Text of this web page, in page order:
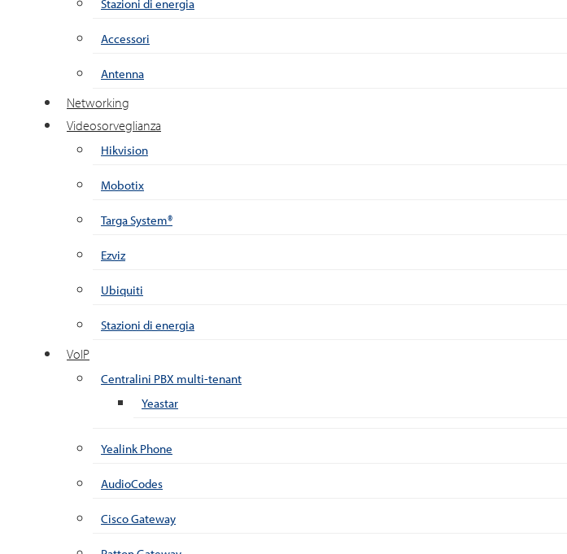
Stazioni di energia
Accessori
Antenna
Networking
Videosorveglianza
Hikvision
Mobotix
Targa System®
Ezviz
Ubiquiti
Stazioni di energia
VoIP
Centralini PBX multi-tenant
Yeastar
Yealink Phone
AudioCodes
Cisco Gateway